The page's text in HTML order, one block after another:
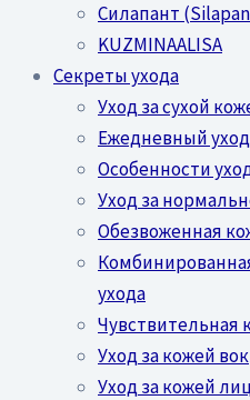
Силапант
KUZMINAALISA
Секреты ухода
Уход за сухой
Ежедневный
Особенности
Уход за
Обезвоженная
ухода
Чувствительная
Уход за кожей
Уход за кожей